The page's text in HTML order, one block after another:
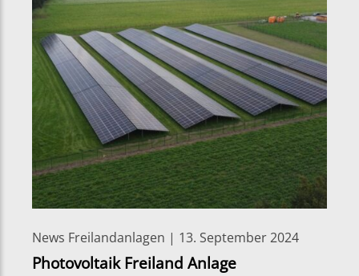
News Freilandanlagen | 13. September 2024
Photovoltaik Freiland Anlage